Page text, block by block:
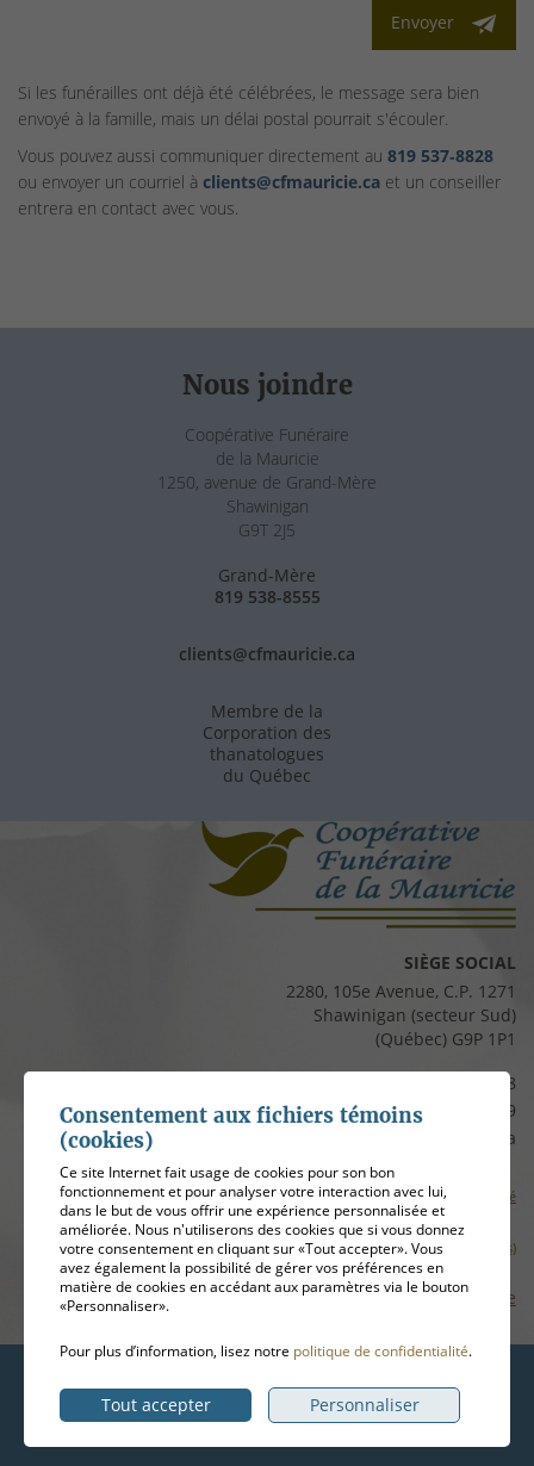
Envoyer
Si les funérailles ont déjà été célébrées, le message sera bien
envoyé à la famille, mais un délai postal pourrait s'écouler.
Vous pouvez aussi communiquer directement au 819 537‑8828
ou envoyer un courriel à clients@cfmauricie.ca et un conseiller
entrera en contact avec vous.
Nous joindre
Coopérative Funéraire
de la Mauricie
1250, avenue de Grand-Mère
Shawinigan
G9T 2J5
Grand-Mère
819 538-8555
clients@cfmauricie.ca
Membre de la
Corporation des
thanatologues
du Québec
SIÈGE SOCIAL
2280, 105e Avenue, C.P. 1271
Shawinigan (secteur Sud)
(Québec) G9P 1P1
819 537-8828
Télécopieur :819 537-8829
clients@cfmauricie.ca
Conditions d’utilisation et politique de confidentialité
Gérer mes témoins (cookies)
Plan de site
Hébergement
ADN communication
Consentement aux fichiers témoins
(cookies)
Ce site Internet fait usage de cookies pour son bon
fonctionnement et pour analyser votre interaction avec lui,
dans le but de vous offrir une expérience personnalisée et
améliorée. Nous n'utiliserons des cookies que si vous donnez
votre consentement en cliquant sur «Tout accepter». Vous
avez également la possibilité de gérer vos préférences en
matière de cookies en accédant aux paramètres via le bouton
«Personnaliser».
Pour plus d’information, lisez notre politique de confidentialité.
Tout accepter Personnaliser